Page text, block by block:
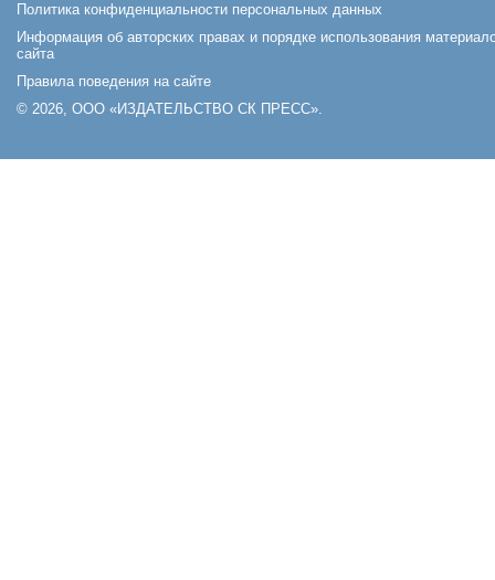
Политика конфиденциальности персональных данных
Информация об авторских правах и порядке использования
сайта
Правила поведения на сайте
© 2026, ООО «ИЗДАТЕЛЬСТВО СК ПРЕСС».